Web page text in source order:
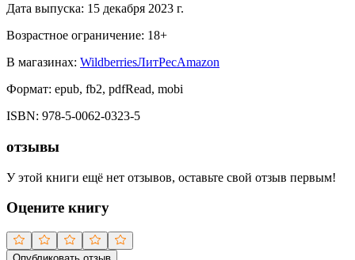
Дата выпуска: 15 декабря 2023 г.
Возрастное ограничение: 18+
В магазинах: WildberriesЛитРесAmazon
Формат: epub, fb2, pdfRead, mobi
ISBN: 978-5-0062-0323-5
отзывы
У этой книги ещё нет отзывов, оставьте свой отзыв первым!
Оцените книгу